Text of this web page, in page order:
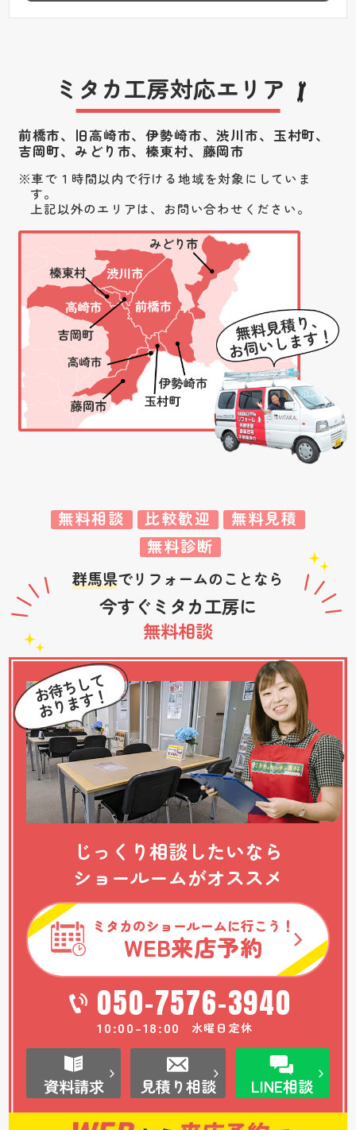
ミタカ工房対応エリア
前橋市、旧高崎市、伊勢崎市、渋川市、 玉村町、
吉岡町、みどり市、榛東村、藤岡市
車で１時間以内で行ける地域を対象にしていま
す。
上記以外のエリアは、お問い合わせください。
無料相談 比較歓迎
無料見積
無料診断
群馬県でリフォームのことなら
今すぐミタカ工房に
無料相談
じっくり相談したいなら
ショールームがオススメ
ミタカのショールームに行こう！
WEB来店予約
050-7576-3940
10:00-18:00 水曜日定休
資料請求 見積り相談 LINE相談